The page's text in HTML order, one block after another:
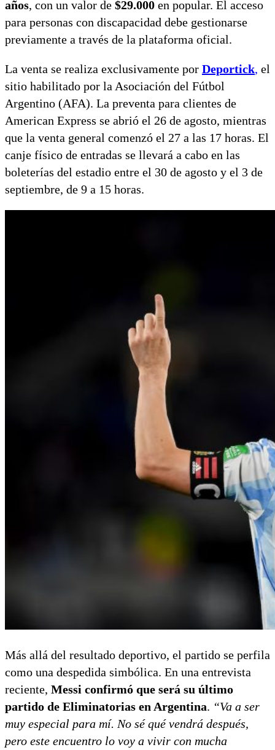
años, con un valor de $29.000 en popular. El acceso
para personas con discapacidad debe gestionarse
previamente a través de la plataforma oficial.
La venta se realiza exclusivamente por Deportick, el
sitio habilitado por la Asociación del Fútbol
Argentino (AFA). La preventa para clientes de
American Express se abrió el 26 de agosto, mientras
que la venta general comenzó el 27 a las 17 horas. El
canje físico de entradas se llevará a cabo en las
boleterías del estadio entre el 30 de agosto y el 3 de
septiembre, de 9 a 15 horas.
Más allá del resultado deportivo, el partido se perfila
como una despedida simbólica. En una entrevista
reciente, Messi confirmó que será su último
partido de Eliminatorias en Argentina. “Va a ser
muy especial para mí. No sé qué vendrá después,
pero este encuentro lo voy a vivir con mucha